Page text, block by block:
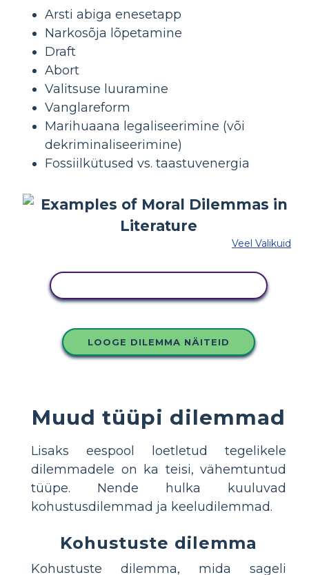
Arsti abiga enesetapp
Narkosõja lõpetamine
Draft
Abort
Valitsuse luuramine
Vanglareform
Marihuaana legaliseerimine (või
dekriminaliseerimine)
Fossiilkütused vs. taastuvenergia
Veel Valikuid
LOOGE DILEMMA NÄITEID
Muud tüüpi dilemmad
Lisaks eespool loetletud tegelikele
dilemmadele on ka teisi, vähemtuntud
tüüpe. Nende hulka kuuluvad
kohustusdilemmad ja keeludilemmad.
Kohustuste dilemma
Kohustuste dilemma, mida sageli